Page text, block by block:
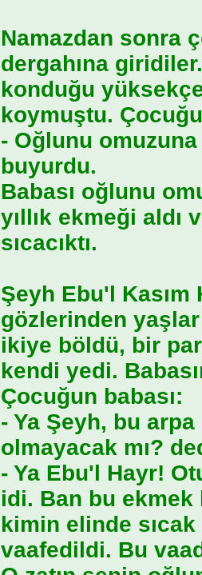
Namazdan sonra
dergahına
konduğu
koymuştu.
- Oğlunu
buyurdu.
Babası oğlunu
yıllık ekmeği
sıcacıktı.
Şeyh Ebu'l Kasım
gözlerinden
ikiye böldü, bir
kendi yedi.
Çocuğun babası:
- Ya Şeyh, bu
olmayacak mı?
- Ya Ebu'l Hayr!
idi. Ban bu ekmek
kimin elinde
vaafedildi. Bu